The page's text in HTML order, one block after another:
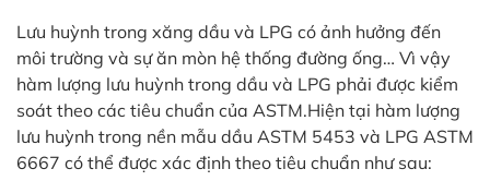
Lưu huỳnh trong xăng dầu và LPG có ảnh hưởng đến
môi trường và sự ăn mòn hệ thống đường ống… Vì vậy
hàm lượng lưu huỳnh trong dầu và LPG phải được kiểm
soát theo các tiêu chuẩn của ASTM.Hiện tại hàm lượng
lưu huỳnh trong nền mẫu dầu ASTM 5453 và LPG ASTM
6667 có thể được xác định theo tiêu chuẩn như sau: